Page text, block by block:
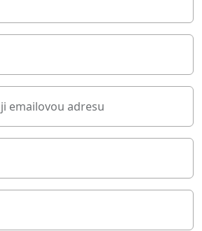
emailovou adresu